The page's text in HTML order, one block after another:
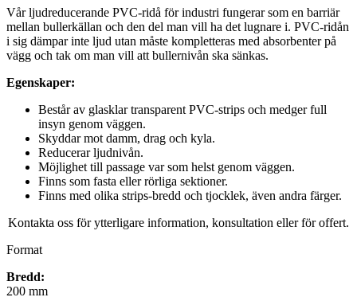
Vår ljudreducerande PVC-ridå för industri fungerar som en barriär
mellan bullerkällan och den del man vill ha det lugnare i. PVC-ridån
i sig dämpar inte ljud utan måste kompletteras med absorbenter på
vägg och tak om man vill att bullernivån ska sänkas.
Egenskaper:
Består av glasklar transparent PVC-strips och medger full
insyn genom väggen.
Skyddar mot damm, drag och kyla.
Reducerar ljudnivån.
Möjlighet till passage var som helst genom väggen.
Finns som fasta eller rörliga sektioner.
Finns med olika strips-bredd och tjocklek, även andra färger.
Kontakta oss för ytterligare information, konsultation eller för offert.
Format
Bredd:
200 mm